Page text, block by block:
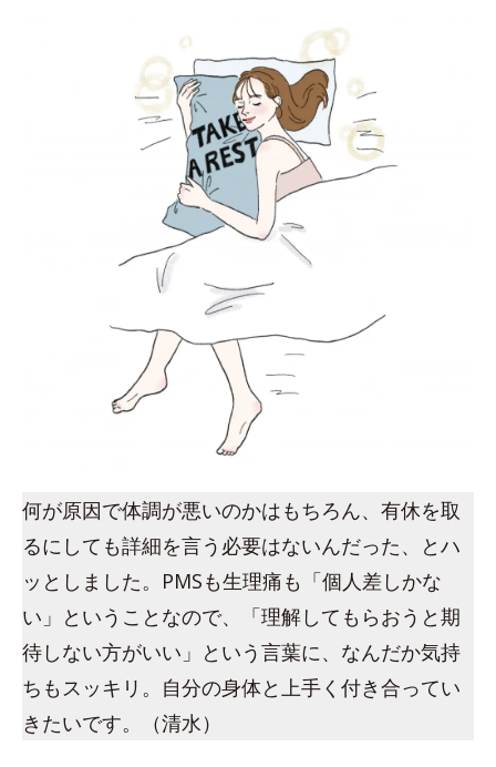
何が原因で体調が悪いのかはもちろん、有休を取
るにしても詳細を言う必要はないんだった、とハ
ッとしました。PMSも生理痛も「個人差しかな
い」ということなので、「理解してもらおうと期
待しない方がいい」という言葉に、なんだか気持
ちもスッキリ。自分の身体と上手く付き合ってい
きたいです。（清水）